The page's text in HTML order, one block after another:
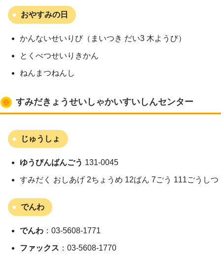
おやすみの日
かんないせいりび（まいつき だい3 木ようび）
とくべつせいりきかん
ねんまつねんし
すみだきょうせいしゃかいすいしんセンター
じゅうしょ
ゆうびんばんごう 131-0045
すみだく おしあげ 2ちょうめ 12ばん 7ごう 111ごうしつ
でんわ
でんわ ：03-5608-1771
ファックス ：03-5608-1770